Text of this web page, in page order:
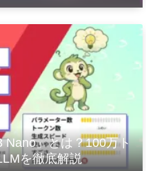
Nano」とは？100万ト
を徹底解説